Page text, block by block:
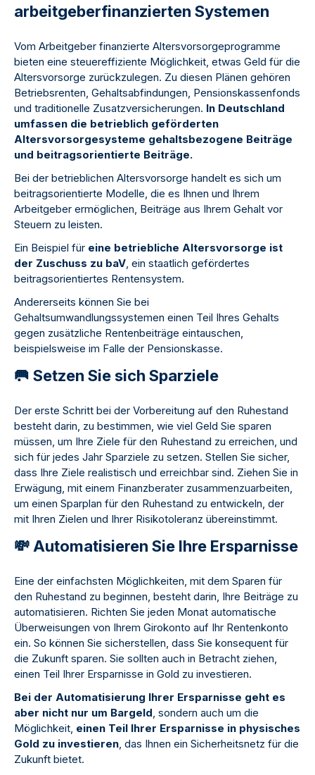
arbeitgeberfinanzierten Systemen
Vom Arbeitgeber finanzierte Altersvorsorgeprogramme
bieten eine steuereffiziente Möglichkeit, etwas Geld für die
Altersvorsorge zurückzulegen. Zu diesen Plänen gehören
Betriebsrenten, Gehaltsabfindungen, Pensionskassenfonds
und traditionelle Zusatzversicherungen. In Deutschland
umfassen die betrieblich geförderten
Altersvorsorgesysteme gehaltsbezogene Beiträge
und beitragsorientierte Beiträge.
Bei der betrieblichen Altersvorsorge handelt es sich um
beitragsorientierte Modelle, die es Ihnen und Ihrem
Arbeitgeber ermöglichen, Beiträge aus Ihrem Gehalt vor
Steuern zu leisten.
Ein Beispiel für eine betriebliche Altersvorsorge ist
der Zuschuss zu baV , ein staatlich gefördertes
beitragsorientiertes Rentensystem.
Andererseits können Sie bei
Gehaltsumwandlungssystemen einen Teil Ihres Gehalts
gegen zusätzliche Rentenbeiträge eintauschen,
beispielsweise im Falle der Pensionskasse.
🥅 Setzen Sie sich Sparziele
Der erste Schritt bei der Vorbereitung auf den Ruhestand
besteht darin, zu bestimmen, wie viel Geld Sie sparen
müssen, um Ihre Ziele für den Ruhestand zu erreichen, und
sich für jedes Jahr Sparziele zu setzen. Stellen Sie sicher,
dass Ihre Ziele realistisch und erreichbar sind. Ziehen Sie in
Erwägung, mit einem Finanzberater zusammenzuarbeiten,
um einen Sparplan für den Ruhestand zu entwickeln, der
mit Ihren Zielen und Ihrer Risikotoleranz übereinstimmt.
💸 Automatisieren Sie Ihre Ersparnisse
Eine der einfachsten Möglichkeiten, mit dem Sparen für
den Ruhestand zu beginnen, besteht darin, Ihre Beiträge zu
automatisieren. Richten Sie jeden Monat automatische
Überweisungen von Ihrem Girokonto auf Ihr Rentenkonto
ein. So können Sie sicherstellen, dass Sie konsequent für
die Zukunft sparen. Sie sollten auch in Betracht ziehen,
einen Teil Ihrer Ersparnisse in Gold zu investieren.
Bei der Automatisierung Ihrer Ersparnisse geht es
aber nicht nur um Bargeld , sondern auch um die
Möglichkeit, einen Teil Ihrer Ersparnisse in physisches
Gold zu investieren , das Ihnen ein Sicherheitsnetz für die
Zukunft bietet.